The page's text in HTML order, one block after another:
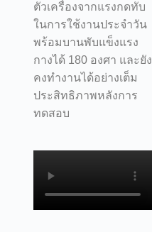
ตัวเครื่องจากแรงกดทับ
ในการใช้งานประจำวัน
พร้อมบานพับแข็งแรง
กางได้ 180 องศา และยัง
คงทำงานได้อย่างเต็ม
ประสิทธิภาพหลังการ
ทดสอบ